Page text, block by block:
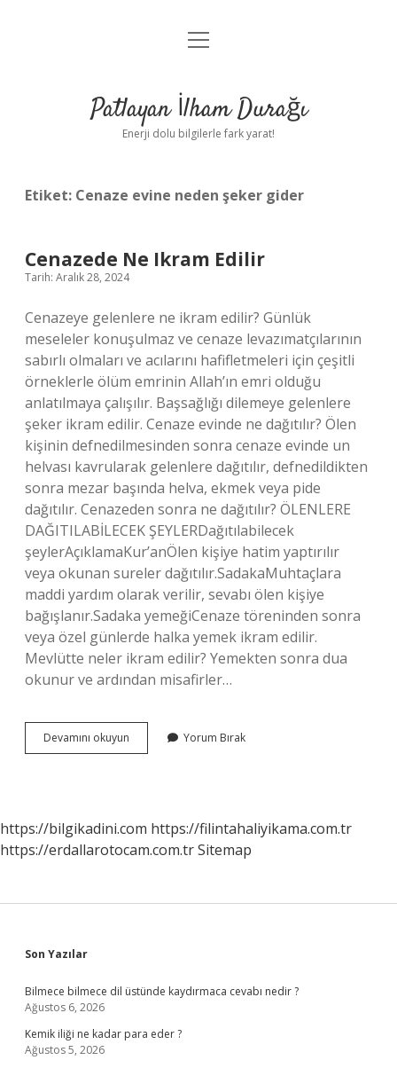
Anasayfa
Yasal Uyarı
menüyü
Patlayan İlham Durağı
Enerji dolu bilgilerle fark yarat!
Etiket: Cenaze evine neden şeker gider
Cenazede Ne Ikram Edilir
Tarih: Aralık 28, 2024
Cenazeye gelenlere ne ikram edilir? Günlük
meseleler konuşulmaz ve cenaze levazımatçılarının
sabırlı olmaları ve acılarını hafifletmeleri için çeşitli
örneklerle ölüm emrinin Allah’ın emri olduğu
anlatılmaya çalışılır. Başsağlığı dilemeye gelenlere
şeker ikram edilir. Cenaze evinde ne dağıtılır? Ölen
kişinin defnedilmesinden sonra cenaze evinde un
helvası kavrularak gelenlere dağıtılır, defnedildikten
sonra mezar başında helva, ekmek veya pide
dağıtılır. Cenazeden sonra ne dağıtılır? ÖLENLERE
DAĞITILABİLECEK ŞEYLERDağıtılabilecek
şeylerAçıklamaKur’anÖlen kişiye hatim yaptırılır
veya okunan sureler dağıtılır.SadakaMuhtaçlara
maddi yardım olarak verilir, sevabı ölen kişiye
bağışlanır.Sadaka yemeğiCenaze töreninden sonra
veya özel günlerde halka yemek ikram edilir.
Mevlütte neler ikram edilir? Yemekten sonra dua
okunur ve ardından misafirler…
Devamını okuyun Cenazede
Ne
Yorum Bırak
https://bilgikadini.com https://filintahaliyikama.com.tr
https://erdallarotocam.com.trSitemap
Sidebar
Son Yazılar
Bilmece bilmece dil üstünde kaydırmaca cevabı nedir ?
Ağustos 6, 2026
Kemik iliği ne kadar para eder ?
Ağustos 5, 2026